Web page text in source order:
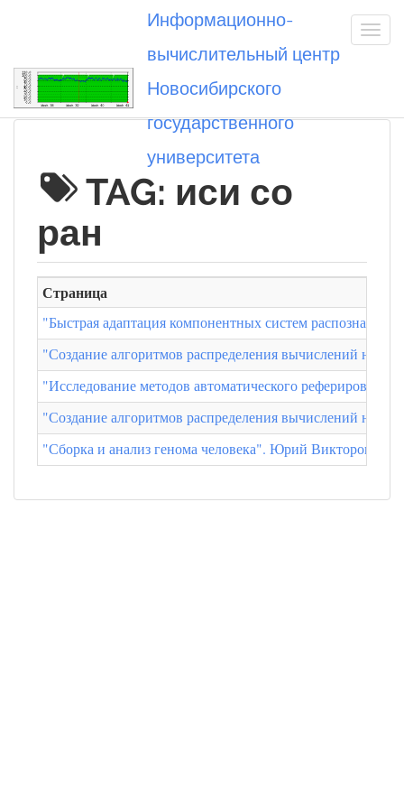
Информационно-
вычислительный центр
Новосибирского
государственного
университета
Вы посетили
TAG: иси со
ран
Страница
"Быстрая адаптация компонентных систем
"Создание алгоритмов распределения вычислений на
"Исследование методов автоматического
"Создание алгоритмов распределения вычислений на
"Сборка и анализ генома человека". Юрий Викторович